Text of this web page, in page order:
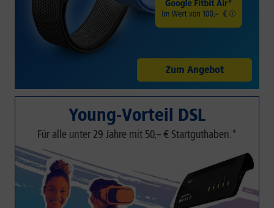
Zum Angebot
Young-Vorteil DSL
Für alle unter 29 Jahre mit 50,– € Startguthaben.*